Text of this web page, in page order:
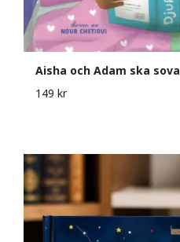
Aisha och Adam ska sova
149 kr